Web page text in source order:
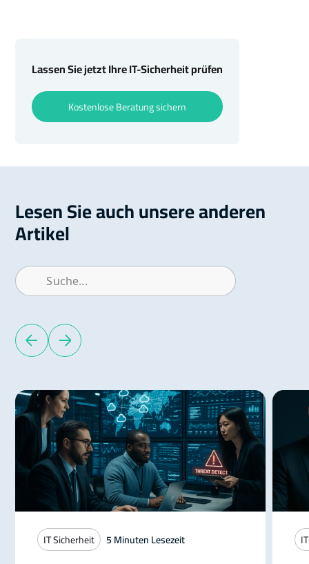
Lassen Sie jetzt Ihre IT-Sicherheit prüfen
Kostenlose Beratung sichern
Lesen Sie auch unsere anderen
Artikel
IT Sicherheit 5 Minuten Lesezeit